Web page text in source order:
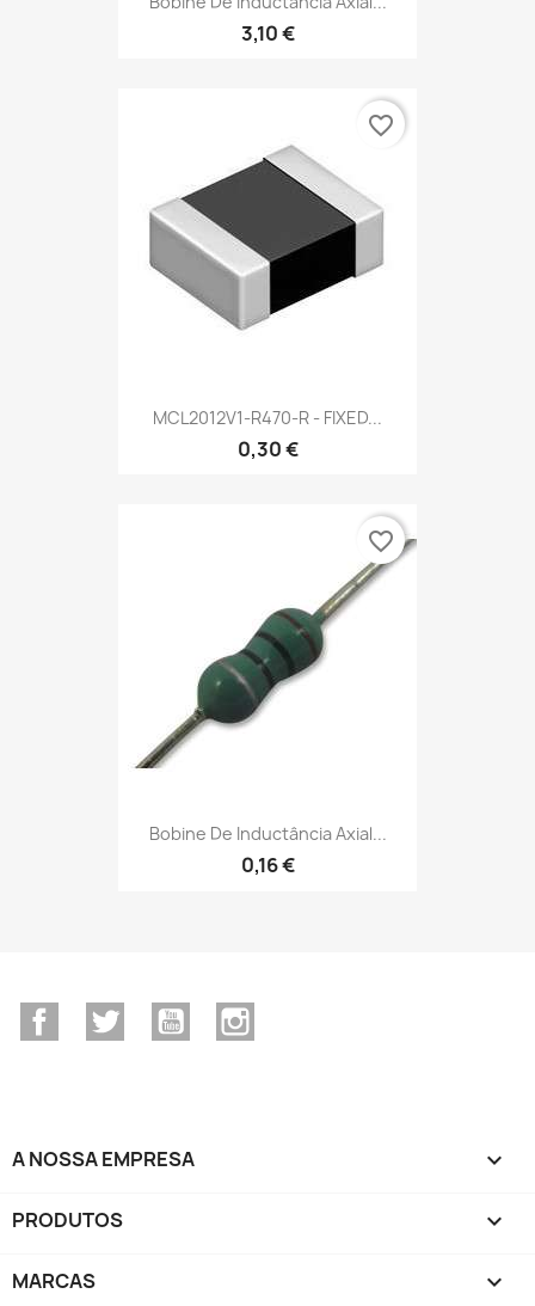
3,10 €
MCL2012V1-R470-R - FIXED...
0,30 €
favorite_border
Bobine De Inductância Axial...
0,16 €
favorite_border
FacebookTwitter YouTube
A NOSSA EMPRESA 
PRODUTOS 
MARCAS 